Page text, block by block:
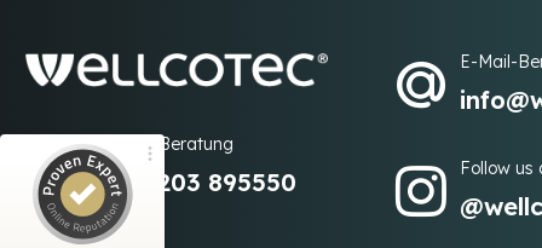
Telefon-Beratung
+49 2203 895550
E-Mail-
Follow
Kundenbewertungen und Erfahrungen zu